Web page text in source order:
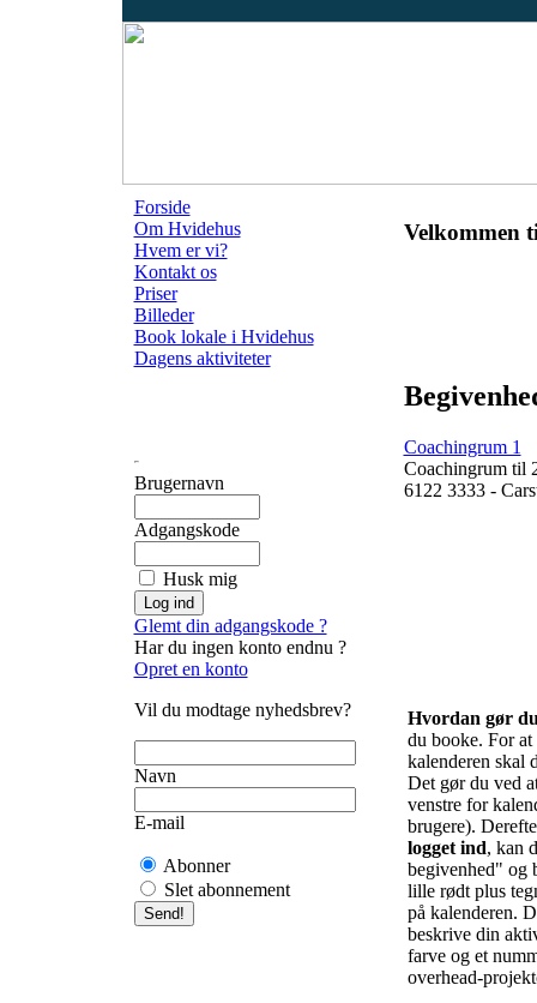
Forside
Om Hvidehus
Hvem er vi?
Kontakt os
Priser
Billeder
Book lokale i Hvidehus
Dagens aktiviteter
Brugernavn
Adgangskode
Husk mig
Glemt din adgangskode ?
Har du ingen konto endnu ?
Opret en konto
Vil du modtage nyhedsbrev?
Navn
E-mail
Abonner
Slet abonnement
Velkommen
Coachingrum 1
Coachingrum til
6122 3333 -
Hvordan gør
du booke. For
kalenderen skal
Det gør du ved
venstre for
brugere).
logget ind, kan
begivenhed" og
lille rødt plus
på kalenderen.
beskrive din
farve og et
overhead-